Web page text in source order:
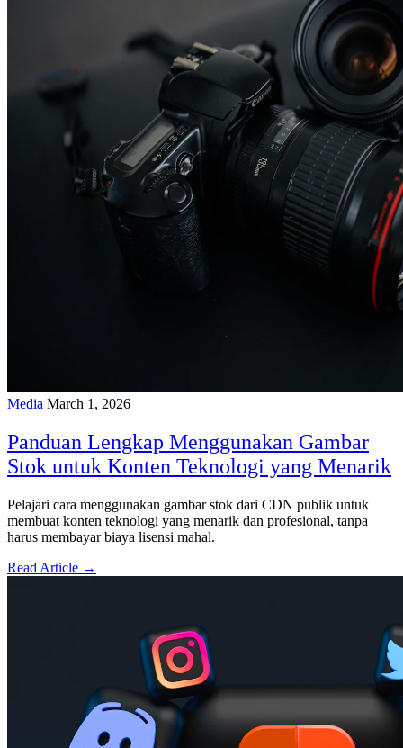
Media March 1, 2026
Panduan Lengkap Menggunakan Gambar
Stok untuk Konten Teknologi yang Menarik
Pelajari cara menggunakan gambar stok dari CDN publik untuk
membuat konten teknologi yang menarik dan profesional, tanpa
harus membayar biaya lisensi mahal.
Read Article →